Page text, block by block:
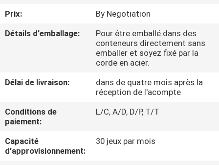
CONTRÔLE
DE
CONTACTEZ-
NOUVELLES
Prix:
By Negotiation
Détails d'emballage:
Pour être emballé dans des
conteneurs directement sans
emballer et soyez fixé par la
corde en acier.
Délai de livraison:
dans de quatre mois après la
réception de l'acompte
Conditions de
paiement:
L/C, A/D, D/P, T/T
Capacité
d'approvisionnement:
30 jeux par mois